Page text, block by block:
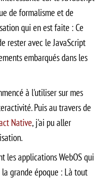
de formalisme et de
qui en est faite : Ce
rester avec le JavaScript
embarqués dans les
à l'utiliser sur mes
Puis au travers de
Native, j'ai pu aller
les applications WebOS qui
grande époque : Là tout